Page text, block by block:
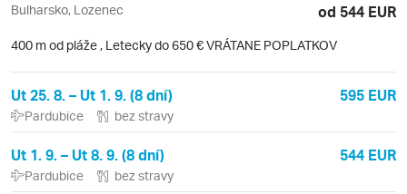
Bulharsko, Lozenec od 544 EUR
400 m od pláže , Letecky do 650 € VRÁTANE POPLATKOV
Ut 25. 8. – Ut 1. 9. (8 dní) 595 EUR
Pardubice bez stravy
Ut 1. 9. – Ut 8. 9. (8 dní) 544 EUR
Pardubice bez stravy